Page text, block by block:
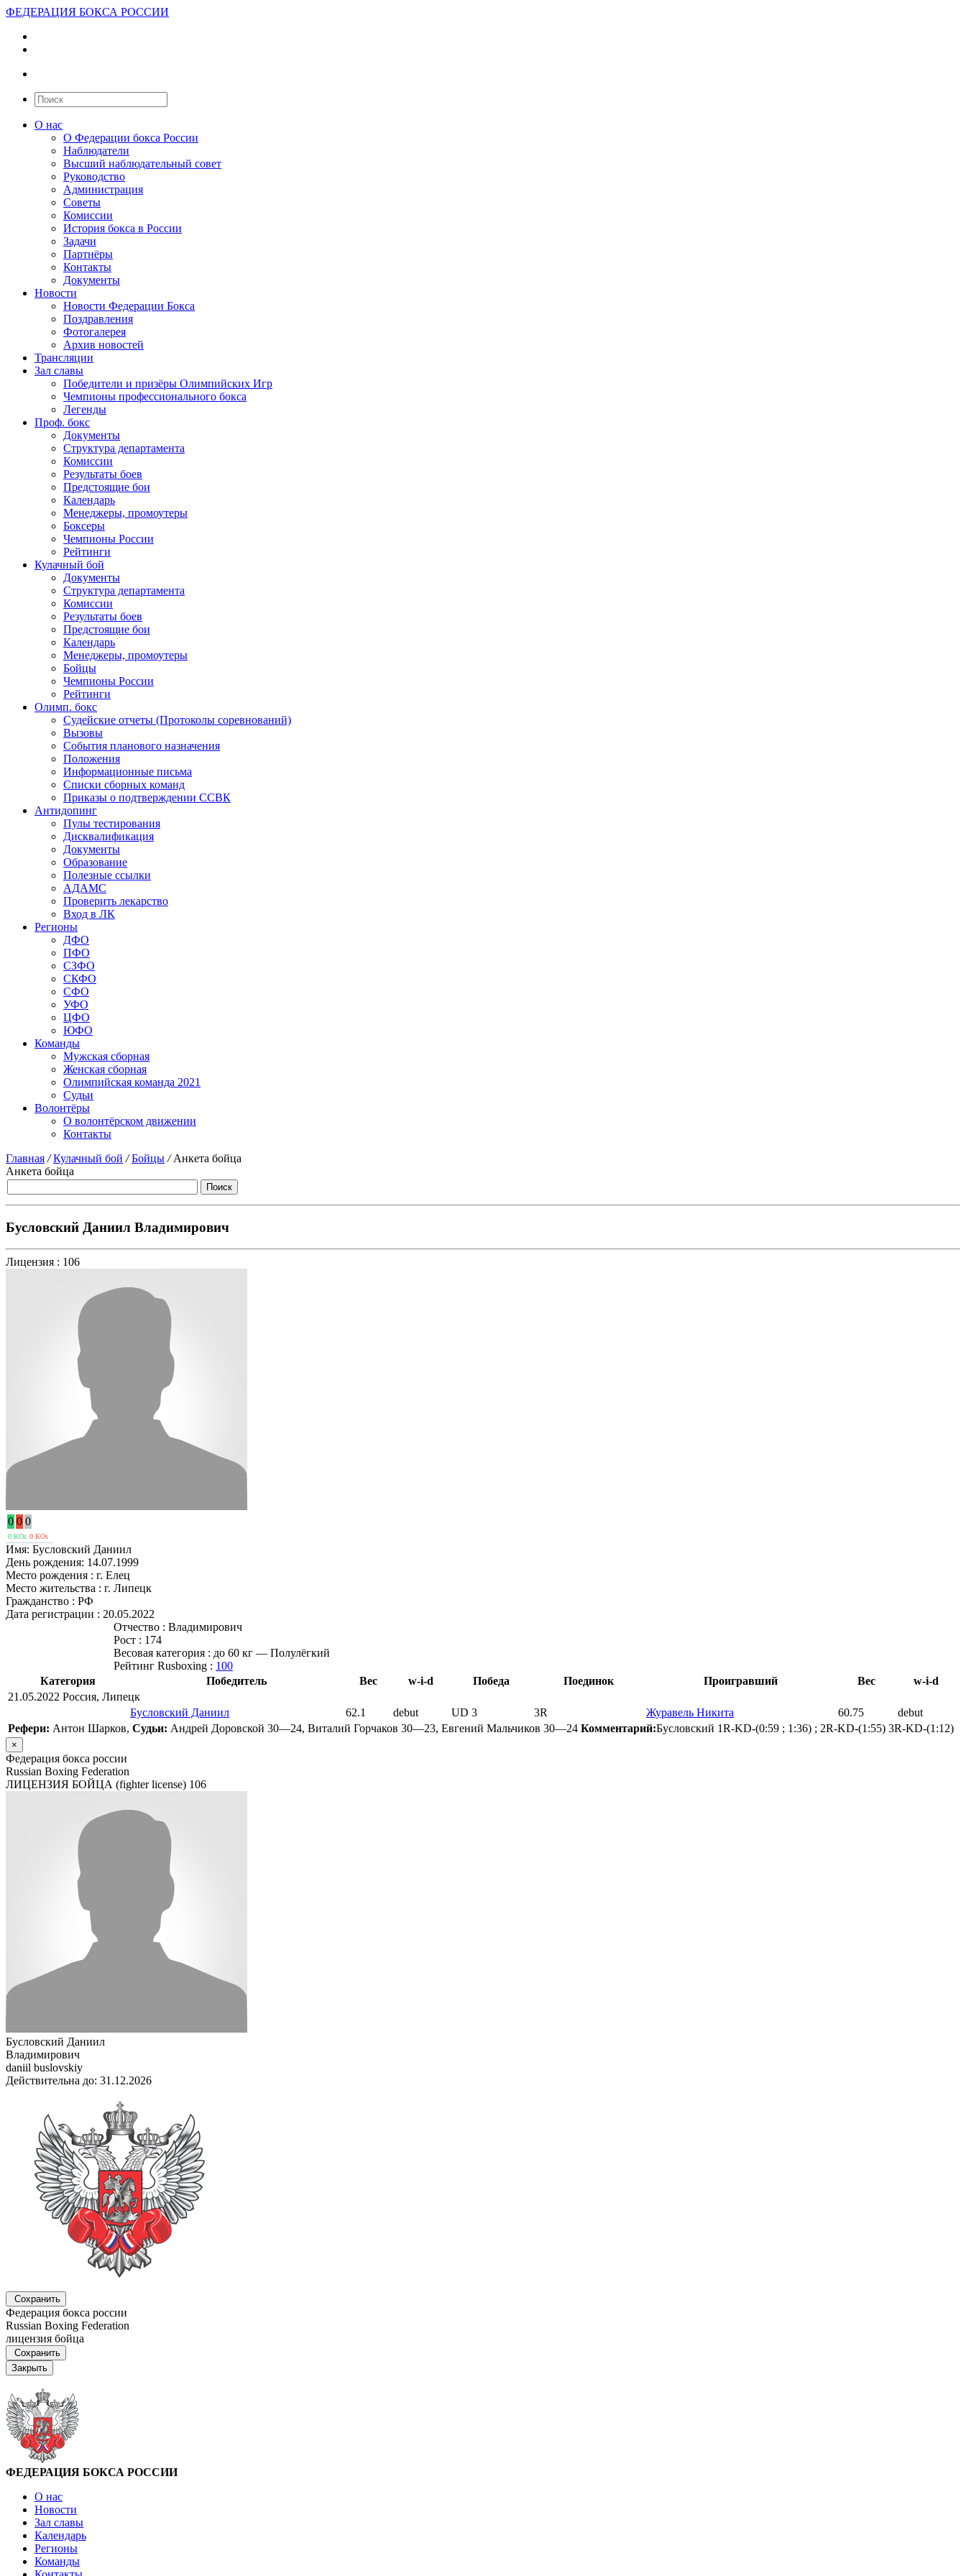
ФЕДЕРАЦИЯ БОКСА РОССИИ
О нас
О Федерации бокса России
Наблюдатели
Высший наблюдательный совет
Руководство
Администрация
Советы
Комиссии
История бокса в России
Задачи
Партнёры
Контакты
Документы
Новости
Новости Федерации Бокса
Поздравления
Фотогалерея
Архив новостей
Трансляции
Зал славы
Победители и призёры Олимпийских Игр
Чемпионы профессионального бокса
Легенды
Проф. бокс
Документы
Структура департамента
Комиссии
Результаты боев
Предстоящие бои
Календарь
Менеджеры, промоутеры
Боксеры
Чемпионы России
Рейтинги
Кулачный бой
Документы
Структура департамента
Комиссии
Результаты боев
Предстоящие бои
Календарь
Менеджеры, промоутеры
Бойцы
Чемпионы России
Рейтинги
Олимп. бокс
Судейские отчеты (Протоколы соревнований)
Вызовы
События планового назначения
Положения
Информационные письма
Списки сборных команд
Приказы о подтверждении ССВК
Антидопинг
Пулы тестирования
Дисквалификация
Документы
Образование
Полезные ссылки
АДАМС
Проверить лекарство
Вход в ЛК
Регионы
ДФО
ПФО
СЗФО
СКФО
СФО
УФО
ЦФО
ЮФО
Команды
Мужская сборная
Женская сборная
Олимпийская команда 2021
Судьи
Волонтёры
О волонтёрском движении
Контакты
Главная / Кулачный бой / Бойцы /Анкета бойца
Анкета бойца
Бусловский Даниил Владимирович
Лицензия : 106
0 0 0
0 KOs 0 KOs
Имя: Бусловский Даниил
День рождения: 14.07.1999
Место рождения : г. Елец
Место жительства : г. Липецк
Гражданство : РФ
Дата регистрации : 20.05.2022
Отчество : Владимирович
Рост : 174
Весовая категория : до 60 кг — Полулёгкий
Рейтинг Rusboxing : 100
Категория
Победитель Вес w-i-d Победа Поединок Проигравший Вес
w-i-d
21.05.2022 Россия, Липецк
Бусловский Даниил
62.1 debut UD 3 3R Журавель Никита 60.75
debut
Рефери: Антон Шарков, Судьи: Андрей Доровской 30—24, Виталий Горчаков 30—23, Евгений Мальчиков 30—24 Комментарий:Бусловский 1R-KD-(0:59 ; 1:36) ; 2R-KD-(1:55) 3R-KD-(1:12)
×
Федерация бокса россии
Russian Boxing Federation
ЛИЦЕНЗИЯ БОЙЦА (fighter license) 106
Бусловский Даниил
Владимирович
daniil buslovskiy
Действительна до: 31.12.2026
Сохранить
Федерация бокса россии
Russian Boxing Federation
лицензия бойца
Сохранить
Закрыть
ФЕДЕРАЦИЯ БОКСА РОССИИ
О нас
Новости
Зал славы
Календарь
Регионы
Команды